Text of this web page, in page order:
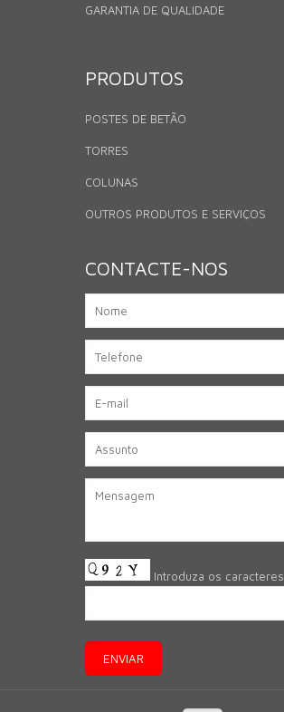
GARANTIA DE QUALIDADE
PRODUTOS
POSTES DE BETÃO
TORRES
COLUNAS
OUTROS PRODUTOS E SERVIÇOS
CONTACTE-NOS
Introduza os caracteres